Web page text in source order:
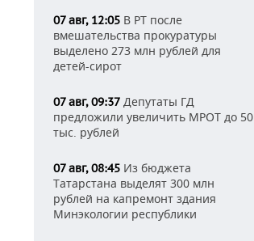
07 авг, 12:05 В РТ после
вмешательства прокуратуры
выделено 273 млн рублей для
детей-сирот
07 авг, 09:37 Депутаты ГД
предложили увеличить МРОТ до 50
тыс. рублей
07 авг, 08:45 Из бюджета
Татарстана выделят 300 млн
рублей на капремонт здания
Минэкологии республики